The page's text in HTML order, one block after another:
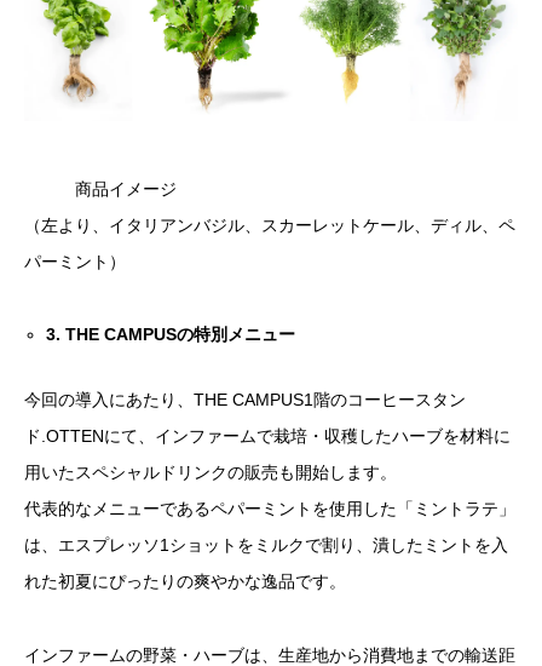
商品イメージ
（左より、イタリアンバジル、スカーレットケール、ディル、ペ
パーミント）
3. THE CAMPUSの特別メニュー
今回の導入にあたり、THE CAMPUS1階のコーヒースタン
ド.OTTENにて、インファームで栽培・収穫したハーブを材料に
用いたスペシャルドリンクの販売も開始します。
代表的なメニューであるペパーミントを使用した「ミントラテ」
は、エスプレッソ1ショットをミルクで割り、潰したミントを入
れた初夏にぴったりの爽やかな逸品です。
インファームの野菜・ハーブは、生産地から消費地までの輸送距